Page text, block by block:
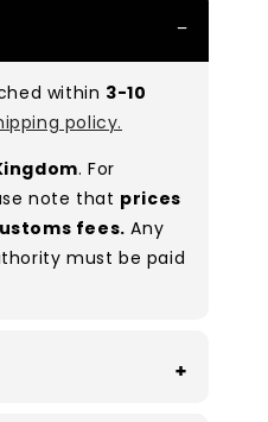
Some will
of wear. There is
included in
clothing.
within 3-10
policy.
. For
note that prices
fees. Any
must be paid